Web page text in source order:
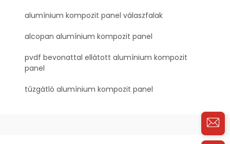
alumínium kompozit panel válaszfalak
alcopan alumínium kompozit panel
pvdf bevonattal ellátott alumínium kompozit
panel
tűzgátló alumínium kompozit panel